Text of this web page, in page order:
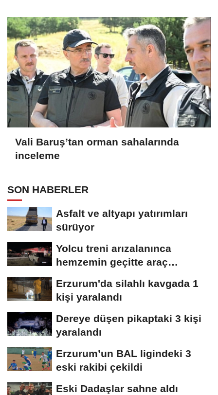
Vali Baruş’tan orman sahalarında
inceleme
SON HABERLER
Asfalt ve altyapı yatırımları
sürüyor
Yolcu treni arızalanınca
hemzemin geçitte araç
Erzurum'da silahlı kavgada 1
kişi yaralandı
Dereye düşen pikaptaki 3 kişi
yaralandı
Erzurum’un BAL ligindeki 3
eski rakibi çekildi
Eski Dadaşlar sahne aldı